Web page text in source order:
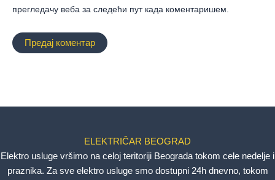
прегледачу веба за следећи пут када коментаришем.
ELEKTRIČAR BEOGRAD
Elektro usluge vršimo na celoj teritoriji Beograda tokom cele nedelje i
praznika. Za sve elektro usluge smo dostupni 24h dnevno, tokom